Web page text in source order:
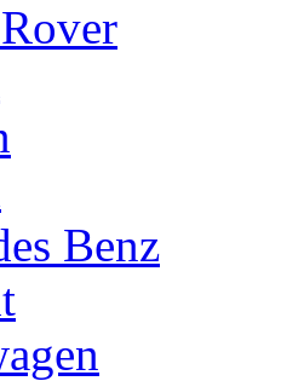
Benz